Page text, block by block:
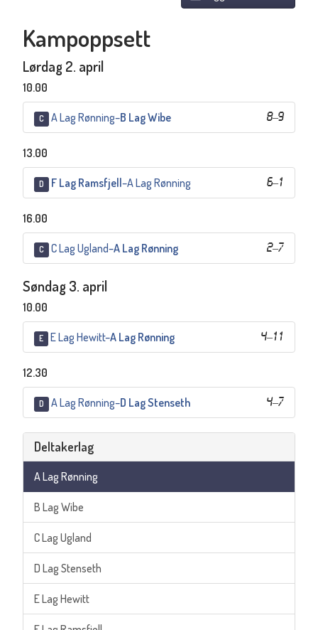
Kampoppsett
Lørdag 2. april
10.00
C 8–9
A Lag Rønning–B Lag Wibe
13.00
D 6–1
F Lag Ramsfjell–A Lag Rønning
16.00
C 2–7
C Lag Ugland–A Lag Rønning
Søndag 3. april
10.00
E 4–11
E Lag Hewitt–A Lag Rønning
12.30
D 4–7
A Lag Rønning–D Lag Stenseth
Deltakerlag
A Lag Rønning
B Lag Wibe
C Lag Ugland
D Lag Stenseth
E Lag Hewitt